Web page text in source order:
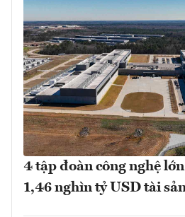
4 tập đoàn công nghệ
1,46 nghìn tỷ USD tài